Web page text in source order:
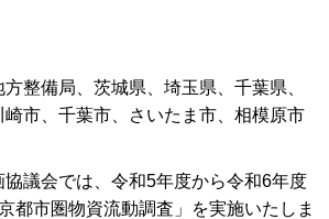
方整備局、茨城県、埼玉県、千葉県、
市、千葉市、さいたま市、相模原市
議会では、令和5年度から令和6年度
都市圏物資流動調査」を実施いたしま